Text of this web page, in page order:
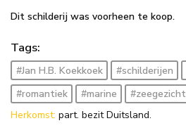
Dit schilderij was voorheen te koop.
Tags:
#Jan H.B. Koekkoek #schilderijen
#romantiek
#marine
#zeegezicht
Herkomst: part. bezit Duitsland.